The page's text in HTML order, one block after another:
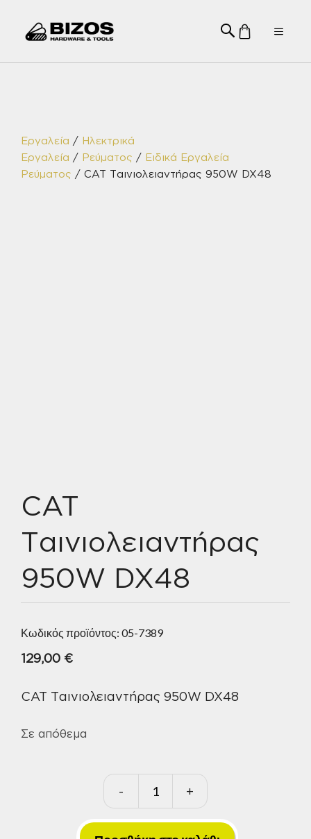
Menu
Εργαλεία / Ηλεκτρικά
Εργαλεία / Ρεύματος / Ειδικά Εργαλεία
Ρεύματος / CAT Ταινιολειαντήρας 950W DX48
CAT
Ταινιολειαντήρας
950W DX48
Κωδικός προϊόντος: 05-7389
129,00 €
CAT Ταινιολειαντήρας 950W DX48
Σε απόθεμα
-
CAT
Ταινιολειαντήρας
+